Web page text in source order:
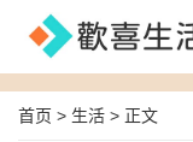
首页 > 生活 > 正文